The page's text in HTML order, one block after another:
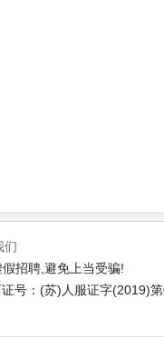
们
招聘,避免上当受骗!
号：(苏)人服证字(2019)